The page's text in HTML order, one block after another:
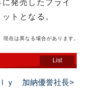
発売したフライ
トとなる。
在は異なる場合があります。
List
ｙ 加納優誉社長>